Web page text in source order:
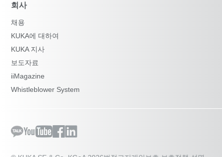
회사
채용
KUKA에 대하여
KUKA 지사
보도자료
iiMagazine
Whistleblower System